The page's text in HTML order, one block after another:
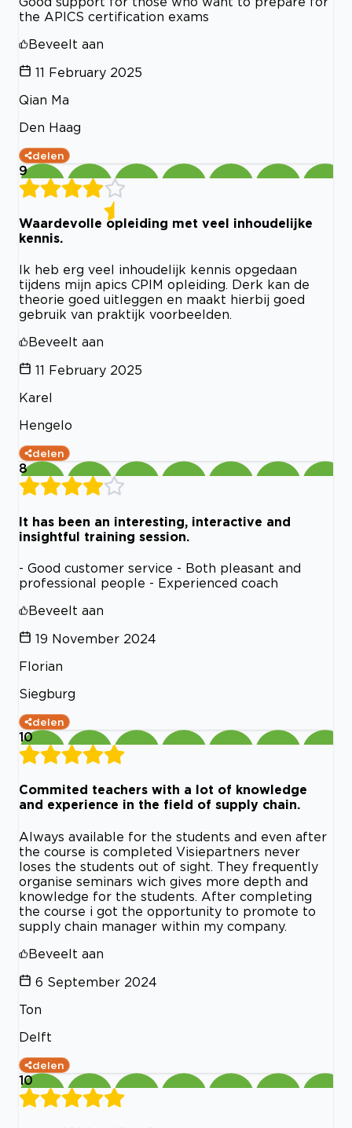
the APICS certification exams
Beveelt aan
11 February 2025
Qian Ma
Den Haag
delen
9
Waardevolle opleiding met veel inhoudelijke
kennis.
Ik heb erg veel inhoudelijk kennis opgedaan
tijdens mijn apics CPIM opleiding. Derk kan de
theorie goed uitleggen en maakt hierbij goed
gebruik van praktijk voorbeelden.
Beveelt aan
11 February 2025
Karel
Hengelo
delen
8
It has been an interesting, interactive and
insightful training session.
- Good customer service - Both pleasant and
professional people - Experienced coach
Beveelt aan
19 November 2024
Florian
Siegburg
delen
10
Commited teachers with a lot of knowledge
and experience in the field of supply chain.
Always available for the students and even after
the course is completed Visiepartners never
loses the students out of sight. They frequently
organise seminars wich gives more depth and
knowledge for the students. After completing
the course i got the opportunity to promote to
supply chain manager within my company.
Beveelt aan
6 September 2024
Ton
Delft
delen
10